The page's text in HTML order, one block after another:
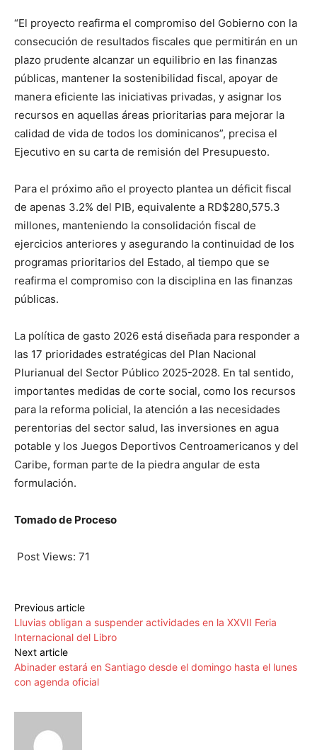
“El proyecto reafirma el compromiso del Gobierno con la
consecución de resultados fiscales que permitirán en un
plazo prudente alcanzar un equilibrio en las finanzas
públicas, mantener la sostenibilidad fiscal, apoyar de
manera eficiente las iniciativas privadas, y asignar los
recursos en aquellas áreas prioritarias para mejorar la
calidad de vida de todos los dominicanos”, precisa el
Ejecutivo en su carta de remisión del Presupuesto.
Para el próximo año el proyecto plantea un déficit fiscal
de apenas 3.2% del PIB, equivalente a RD$280,575.3
millones, manteniendo la consolidación fiscal de
ejercicios anteriores y asegurando la continuidad de los
programas prioritarios del Estado, al tiempo que se
reafirma el compromiso con la disciplina en las finanzas
públicas.
La política de gasto 2026 está diseñada para responder a
las 17 prioridades estratégicas del Plan Nacional
Plurianual del Sector Público 2025-2028. En tal sentido,
importantes medidas de corte social, como los recursos
para la reforma policial, la atención a las necesidades
perentorias del sector salud, las inversiones en agua
potable y los Juegos Deportivos Centroamericanos y del
Caribe, forman parte de la piedra angular de esta
formulación.
Tomado de Proceso
Post Views: 71
Previous article
Lluvias obligan a suspender actividades en la XXVII Feria
Internacional del Libro
Next article
Abinader estará en Santiago desde el domingo hasta el lunes
con agenda oficial